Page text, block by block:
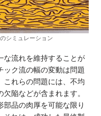
シミュレーション
な流れを維持することが
ック流の幅の変動は問題
これらの問題には、不均
陥などが含まれます。
部品の肉厚を可能な限り